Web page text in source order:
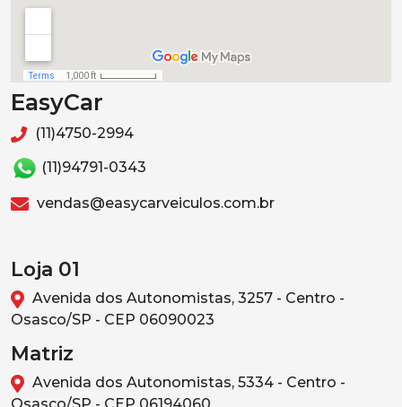
EasyCar
(11)4750-2994
(11)94791-0343
vendas@easycarveiculos.com.br
Loja 01
Avenida dos Autonomistas, 3257 - Centro -
Osasco/SP - CEP 06090023
Matriz
Avenida dos Autonomistas, 5334 - Centro -